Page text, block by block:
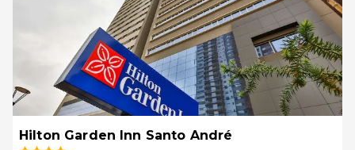
Hilton Garden Inn Santo André